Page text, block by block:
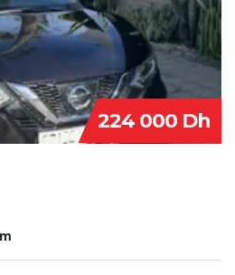
224 000 Dh